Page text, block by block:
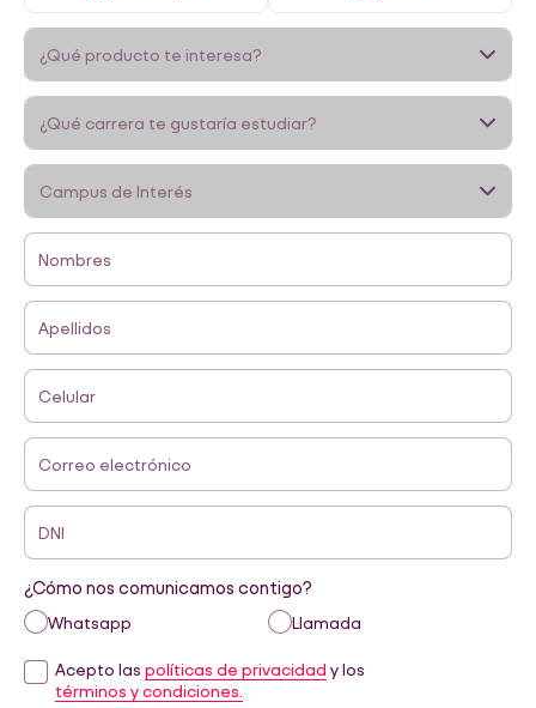
Nombres
Apellidos
Celular
Correo electrónico
DNI
¿Cómo nos comunicamos contigo?
Whatsapp Llamada
Acepto las políticas de privacidad y los
términos y condiciones.